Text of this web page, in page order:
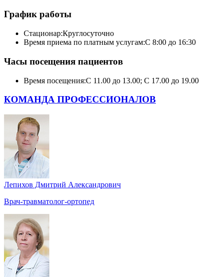
График работы
Стационар:Круглосуточно
Время приема по платным услугам:С 8:00 до 16:30
Часы посещения пациентов
Время посещения:С 11.00 до 13.00; С 17.00 до 19.00
КОМАНДА ПРОФЕССИОНАЛОВ
Лепихов Дмитрий Александрович
Врач-травматолог-ортопед